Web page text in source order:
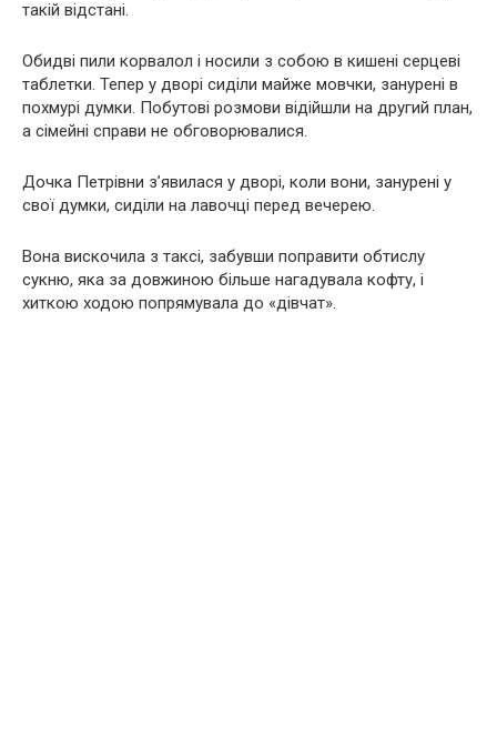
такій відстані.
Обидві пили корвалол і носили з собою в кишені серцеві
таблетки. Тепер у дворі сиділи майже мовчки, занурені в
похмурі думки. Побутові розмови відійшли на другий план,
а сімейні справи не обговорювалися.
Дочка Петрівни з’явилася у дворі, коли вони, занурені у
свої думки, сиділи на лавочці перед вечерею.
Вона вискочила з таксі, забувши поправити обтислу
сукню, яка за довжиною більше нагадувала кофту, і
хиткою ходою попрямувала до «дівчат».